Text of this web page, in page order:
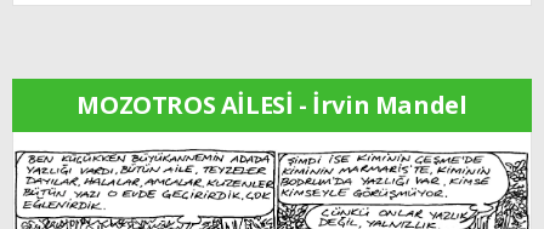
MOZOTROS AİLESİ - İrvin Mandel